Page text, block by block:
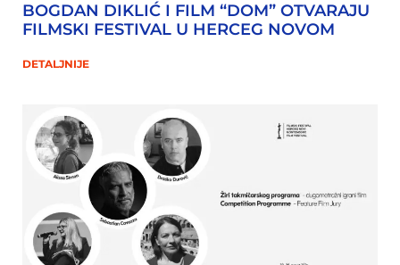
BOGDAN DIKLIĆ I FILM “DOM” OTVARAJU
FILMSKI FESTIVAL U HERCEG NOVOM
DETALJNIJE